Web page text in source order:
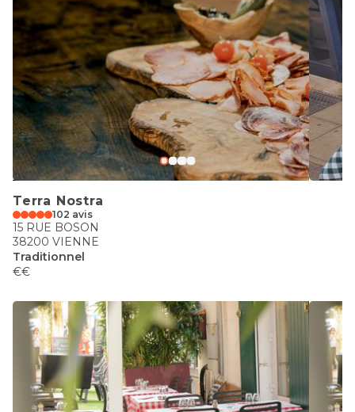
Terra Nostra
102 avis
15 RUE BOSON
38200 VIENNE
Traditionnel
€€